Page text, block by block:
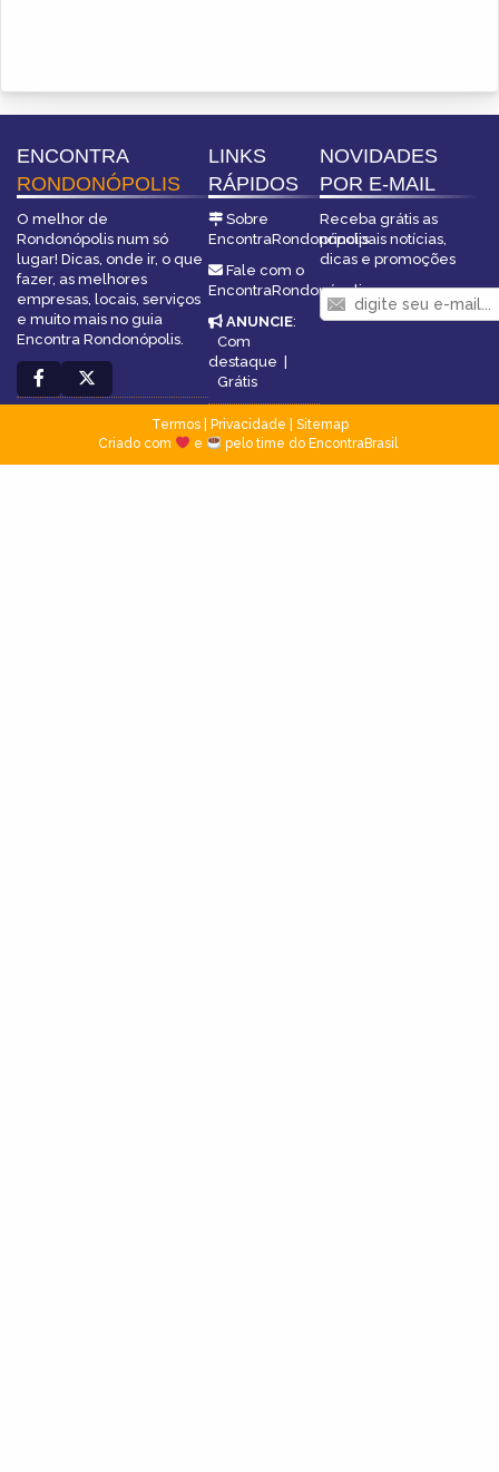
ENCONTRA
RONDONÓPOLIS
O melhor de
Rondonópolis num só
lugar! Dicas, onde ir, o que
fazer, as melhores
empresas, locais, serviços
e muito mais no guia
Encontra Rondonópolis.
LINKS
RÁPIDOS
Sobre
EncontraRondonópolis
Fale com o
EncontraRondonópolis
ANUNCIE:
Com
destaque
Grátis
NOVIDADES
POR E-MAIL
Receba grátis as
principais notícias,
dicas e promoções
Termos| Privacidade
Sitemap
Criado com
e pelo time do EncontraBrasil